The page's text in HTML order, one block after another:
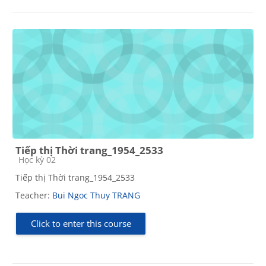
Tiếp thị Thời trang_1954_2533
Course category
Học kỳ 02
Tiếp thị Thời trang_1954_2533
Teacher: Bui Ngoc Thuy TRANG
Click to enter this course